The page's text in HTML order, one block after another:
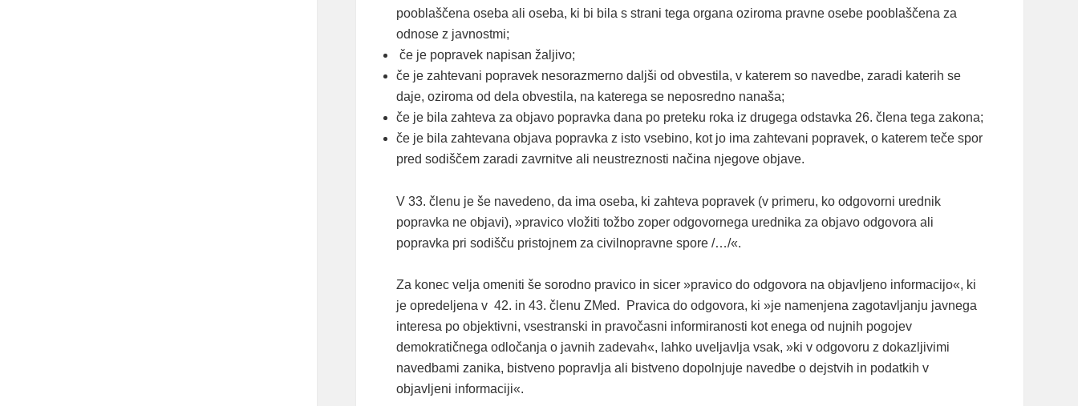
pooblaščena oseba ali oseba, ki bi bila s strani tega organa oziroma pravne osebe pooblaščena za
odnose z javnostmi;
če je popravek napisan žaljivo;
če je zahtevani popravek nesorazmerno daljši od obvestila, v katerem so navedbe, zaradi katerih se
daje, oziroma od dela obvestila, na katerega se neposredno nanaša;
če je bila zahteva za objavo popravka dana po preteku roka iz drugega odstavka 26. člena tega zakona;
če je bila zahtevana objava popravka z isto vsebino, kot jo ima zahtevani popravek, o katerem teče spor
pred sodiščem zaradi zavrnitve ali neustreznosti načina njegove objave.
V 33. členu je še navedeno, da ima oseba, ki zahteva popravek (v primeru, ko odgovorni urednik
popravka ne objavi), »pravico vložiti tožbo zoper odgovornega urednika za objavo odgovora ali
popravka pri sodišču pristojnem za civilnopravne spore /…/«.
Za konec velja omeniti še sorodno pravico in sicer »pravico do odgovora na objavljeno informacijo«, ki
je opredeljena v 42. in 43. členu ZMed. Pravica do odgovora, ki »je namenjena zagotavljanju javnega
interesa po objektivni, vsestranski in pravočasni informiranosti kot enega od nujnih pogojev
demokratičnega odločanja o javnih zadevah«, lahko uveljavlja vsak, »ki v odgovoru z dokazljivimi
navedbami zanika, bistveno popravlja ali bistveno dopolnjuje navedbe o dejstvih in podatkih v
objavljeni informaciji«.